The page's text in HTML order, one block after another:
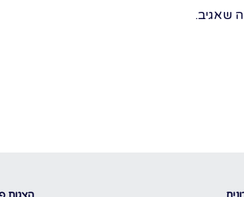
שאגיב.